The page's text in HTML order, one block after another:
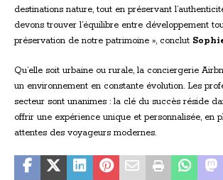
destinations nature, tout en préservant
devons trouver l’équilibre entre développement
préservation de notre patrimoine », conclut
Qu’elle soit urbaine ou rurale, la conciergerie
un environnement en constante évolution. Les
secteur sont unanimes : la clé du succès réside
offrir une expérience unique et personnalisée, en
attentes des voyageurs modernes.